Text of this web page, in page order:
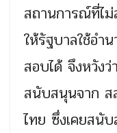
สถานการณ์ที่ไม่
ให้รัฐบาลใช้อำ
สอบได้ จึงหวัง
สนับสนุนจาก ส
ไทย ซึ่งเคยสนั